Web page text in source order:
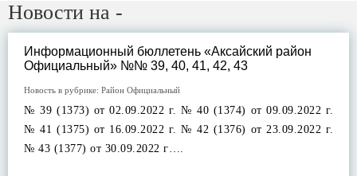
Новости на -
Информационный бюллетень «Аксайский район
Официальный» №№ 39, 40, 41, 42, 43
Новость в рубрике: Район Официальный
№ 39 (1373) от 02.09.2022 г. № 40 (1374) от 09.09.2022 г.
№ 41 (1375) от 16.09.2022 г. № 42 (1376) от 23.09.2022 г.
№ 43 (1377) от 30.09.2022 г….